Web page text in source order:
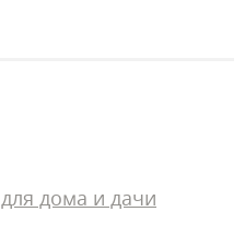
дома и дачи